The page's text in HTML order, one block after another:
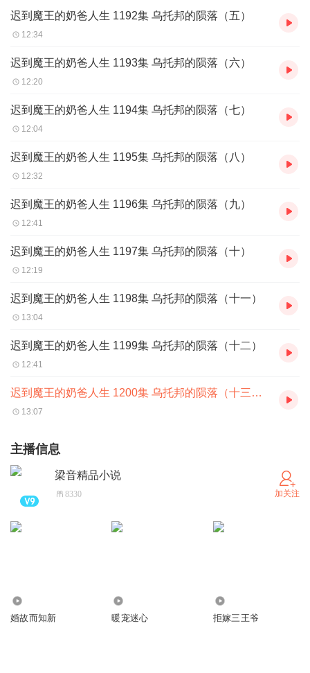
迟到魔王的奶爸人生 1192集 乌托邦的陨落（五）
12:34
迟到魔王的奶爸人生 1193集 乌托邦的陨落（六）
12:20
迟到魔王的奶爸人生 1194集 乌托邦的陨落（七）
12:04
迟到魔王的奶爸人生 1195集 乌托邦的陨落（八）
12:32
迟到魔王的奶爸人生 1196集 乌托邦的陨落（九）
12:41
迟到魔王的奶爸人生 1197集 乌托邦的陨落（十）
12:19
迟到魔王的奶爸人生 1198集 乌托邦的陨落（十一）
13:04
迟到魔王的奶爸人生 1199集 乌托邦的陨落（十二）
12:41
迟到魔王的奶爸人生 1200集 乌托邦的陨落（十三）（第一季完结）
13:07
主播信息
梁音精品小说
8330 加关注
婚故而知新 暖宠迷心 拒嫁三王爷